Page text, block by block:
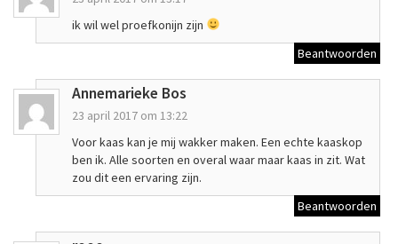
ik wil wel proefkonijn zijn
Beantwoorden
Annemarieke Bos
23 april 2017 om 13:22
Voor kaas kan je mij wakker maken. Een echte kaaskop
ben ik. Alle soorten en overal waar maar kaas in zit. Wat
zou dit een ervaring zijn.
Beantwoorden